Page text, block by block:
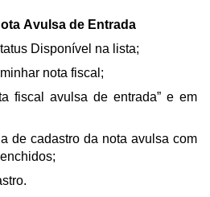
Avulsa de Entrada
Disponível na lista;
nota fiscal;
fiscal avulsa de entrada” e em
de cadastro da nota avulsa com